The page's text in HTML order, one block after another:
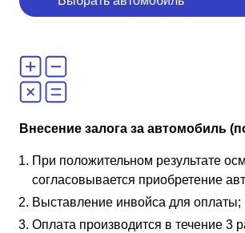
Внесение залога за автомобиль
При положительном результате
согласовывается приобретение
Выставление инвойса для оплаты;
Оплата производится в течение 3